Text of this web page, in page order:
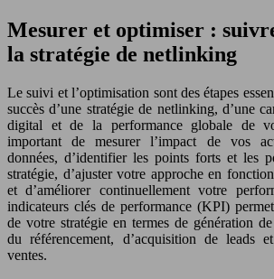
Mesurer et optimiser :
la stratégie de netlinking
Le suivi et l’optimisation sont des étapes
succès d’une stratégie de netlinking, d’une
digital et de la performance globale de
important de mesurer l’impact de vos
données, d’identifier les points forts et les
stratégie, d’ajuster votre approche en
et d’améliorer continuellement votre
indicateurs clés de performance (KPI)
de votre stratégie en termes de génération
du référencement, d’acquisition de leads
ventes.